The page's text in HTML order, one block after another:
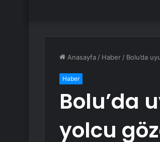
Anasayfa / Haber / Bolu’da
Haber
Bolu’da
yolcu